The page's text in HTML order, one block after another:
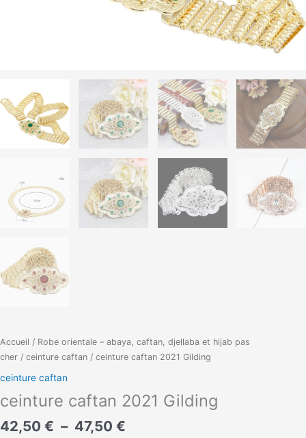
Accueil / Robe orientale – abaya, caftan, djellaba et hijab pas
cher / ceinture caftan / ceinture caftan 2021 Gilding
ceinture caftan
ceinture caftan 2021 Gilding
42,50 € – 47,50 €